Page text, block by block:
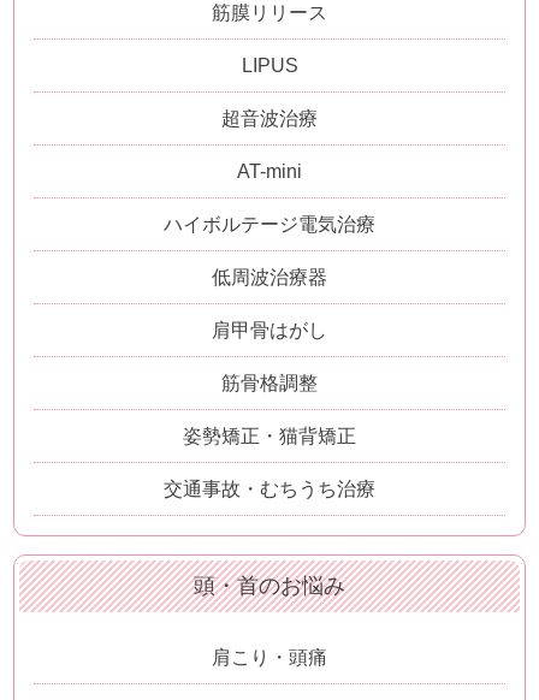
筋膜リリース
LIPUS
超音波治療
AT-mini
ハイボルテージ電気治療
低周波治療器
肩甲骨はがし
筋骨格調整
姿勢矯正・猫背矯正
交通事故・むちうち治療
頭・首のお悩み
肩こり・頭痛